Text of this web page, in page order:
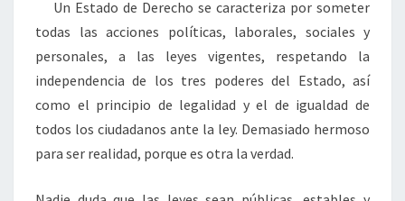
Un Estado de Derecho se caracteriza por someter
todas las acciones políticas, laborales, sociales y
personales, a las leyes vigentes, respetando la
independencia de los tres poderes del Estado, así
como el principio de legalidad y el de igualdad de
todos los ciudadanos ante la ley. Demasiado hermoso
para ser realidad, porque es otra la verdad.